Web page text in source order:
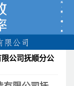
公司抚顺分公